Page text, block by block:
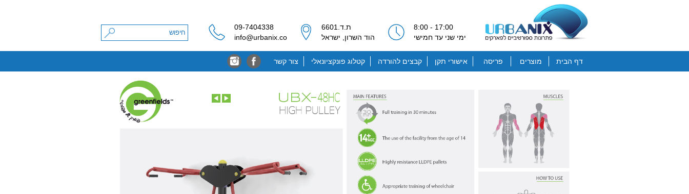
17:00 - 8:00
ימי שני עד חמישי
ת.ד.6601
הוד השרון, ישראל
09-7404338
info@urbanix.co
דף הבית מוצרים פריסה אישורי תקן קבצים להורדה קטלוג פונקציונאלי צור קשר